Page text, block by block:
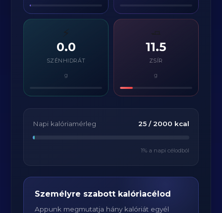
⚡
0.0
SZÉNHIDRÁT
g
11.5
ZSÍR
g
Napi kalóriamérleg 25/ 2000 kcal
1% a napi célodból
Személyre szabott kalóriacélod
Appunk megmutatja hány kalóriát egyél